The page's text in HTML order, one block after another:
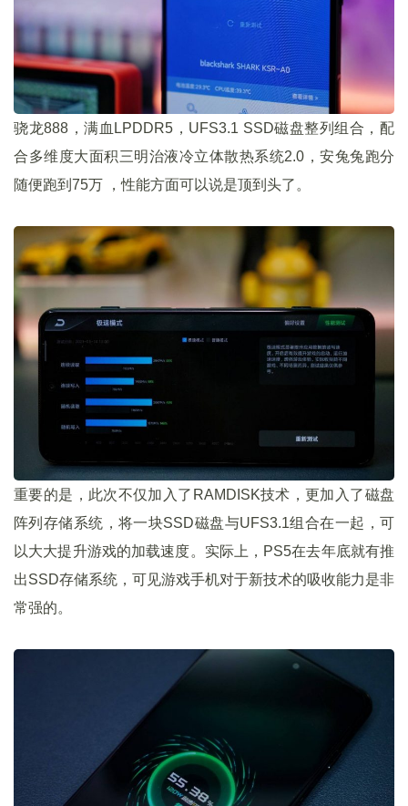
骁龙888，满血LPDDR5，UFS3.1 SSD磁盘整列组合，配
合多维度大面积三明治液冷立体散热系统2.0，安兔兔跑分
随便跑到75万 ，性能方面可以说是顶到头了。
重要的是，此次不仅加入了RAMDISK技术，更加入了磁盘
阵列存储系统，将一块SSD磁盘与UFS3.1组合在一起，可
以大大提升游戏的加载速度。实际上，PS5在去年底就有推
出SSD存储系统，可见游戏手机对于新技术的吸收能力是非
常强的。